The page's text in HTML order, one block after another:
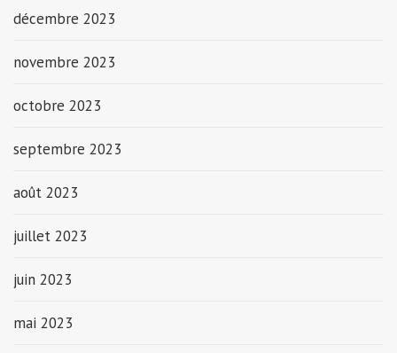
décembre 2023
novembre 2023
octobre 2023
septembre 2023
août 2023
juillet 2023
juin 2023
mai 2023